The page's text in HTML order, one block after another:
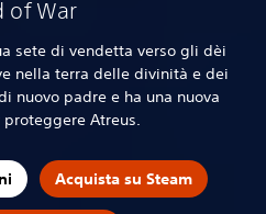
of War
sete di vendetta verso gli dèi
nella terra delle divinità e dei
nuovo padre e ha una nuova
Atreus.
Acquista su Steam